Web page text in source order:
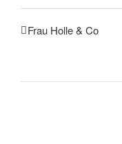
Frau Holle & Co